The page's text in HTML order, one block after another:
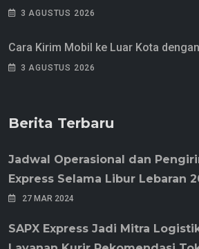
3 AGUSTUS 2026
Cara Kirim Mobil ke Luar Kota
3 AGUSTUS 2026
Berita Terbaru
Jadwal Operasional dan
Express Selama Libur Lebaran
27 MAR 2024
SAPX Express Jadi Mitra